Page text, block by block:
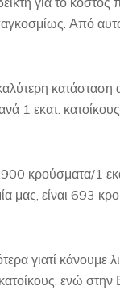
Από
κατάσταση
1 εκατ.
κρούσματα/1
μας, είναι 693
γιατί κάνουμε
ενώ στην